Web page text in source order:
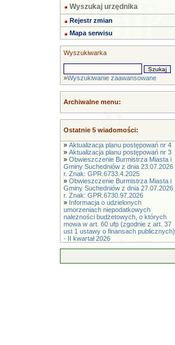
Wyszukaj urzędnika
Rejestr zmian
Mapa serwisu
Wyszukiwarka
»Wyszukiwanie zaawansowane
Archiwalne menu:
Ostatnie 5 wiadomości:
» Aktualizacja planu postępowań nr 4
» Aktualizacja planu postępowań nr 3
» Obwieszczenie Burmistrza Miasta i
Gminy Suchedniów z dnia 23.07.2026
r. Znak: GPR.6733.4.2025
» Obwieszczenie Burmistrza Miasta i
Gminy Suchedniów z dnia 27.07.2026
r. Znak: GPR.6730.97.2026
» Informacja o udzielonych
umorzeniach niepodatkowych
należności budżetowych, o których
mowa w art. 60 ufp (zgodnie z art. 37
ust 1 ustawy o finansach publicznych)
- II kwartał 2026